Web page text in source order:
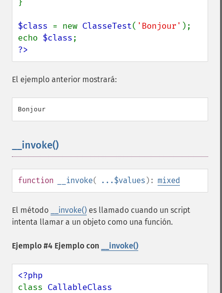
}
$class = new ClasseTest( 'Bonjour' );
echo $class
?>
El ejemplo anterior mostrará:
__invoke()
function __invoke( ...$values ): mixed
El método __invoke() es llamado cuando un script
intenta llamar a un objeto como una función.
Ejemplo #4 Ejemplo con __invoke()
class